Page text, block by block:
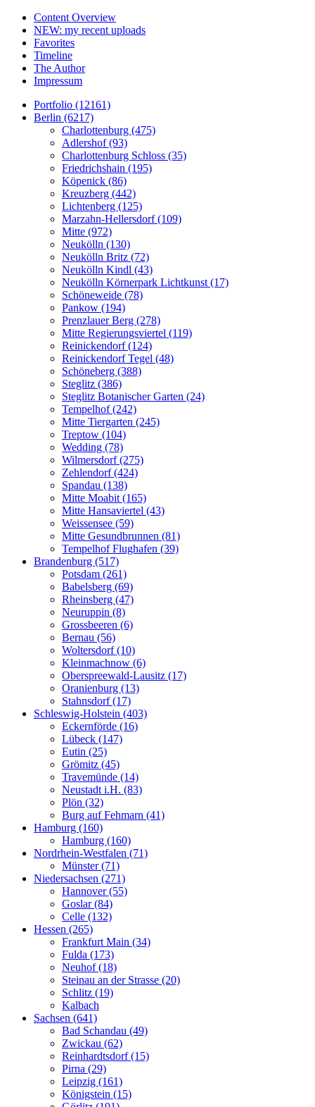
Content Overview
NEW: my recent uploads
Favorites
Timeline
The Author
Impressum
Portfolio (12161)
Berlin (6217)
Charlottenburg (475)
Adlershof (93)
Charlottenburg Schloss (35)
Friedrichshain (195)
Köpenick (86)
Kreuzberg (442)
Lichtenberg (125)
Marzahn-Hellersdorf (109)
Mitte (972)
Neukölln (130)
Neukölln Britz (72)
Neukölln Kindl (43)
Neukölln Körnerpark Lichtkunst (17)
Schöneweide (78)
Pankow (194)
Prenzlauer Berg (278)
Mitte Regierungsviertel (119)
Reinickendorf (124)
Reinickendorf Tegel (48)
Schöneberg (388)
Steglitz (386)
Steglitz Botanischer Garten (24)
Tempelhof (242)
Mitte Tiergarten (245)
Treptow (104)
Wedding (78)
Wilmersdorf (275)
Zehlendorf (424)
Spandau (138)
Mitte Moabit (165)
Mitte Hansaviertel (43)
Weissensee (59)
Mitte Gesundbrunnen (81)
Tempelhof Flughafen (39)
Brandenburg (517)
Potsdam (261)
Babelsberg (69)
Rheinsberg (47)
Neuruppin (8)
Grossbeeren (6)
Bernau (56)
Woltersdorf (10)
Kleinmachnow (6)
Oberspreewald-Lausitz (17)
Oranienburg (13)
Stahnsdorf (17)
Schleswig-Holstein (403)
Eckernförde (16)
Lübeck (147)
Eutin (25)
Grömitz (45)
Travemünde (14)
Neustadt i.H. (83)
Plön (32)
Burg auf Fehmarn (41)
Hamburg (160)
Hamburg (160)
Nordrhein-Westfalen (71)
Münster (71)
Niedersachsen (271)
Hannover (55)
Goslar (84)
Celle (132)
Hessen (265)
Frankfurt Main (34)
Fulda (173)
Neuhof (18)
Steinau an der Strasse (20)
Schlitz (19)
Kalbach
Sachsen (641)
Bad Schandau (49)
Zwickau (62)
Reinhardtsdorf (15)
Pirna (29)
Leipzig (161)
Königstein (15)